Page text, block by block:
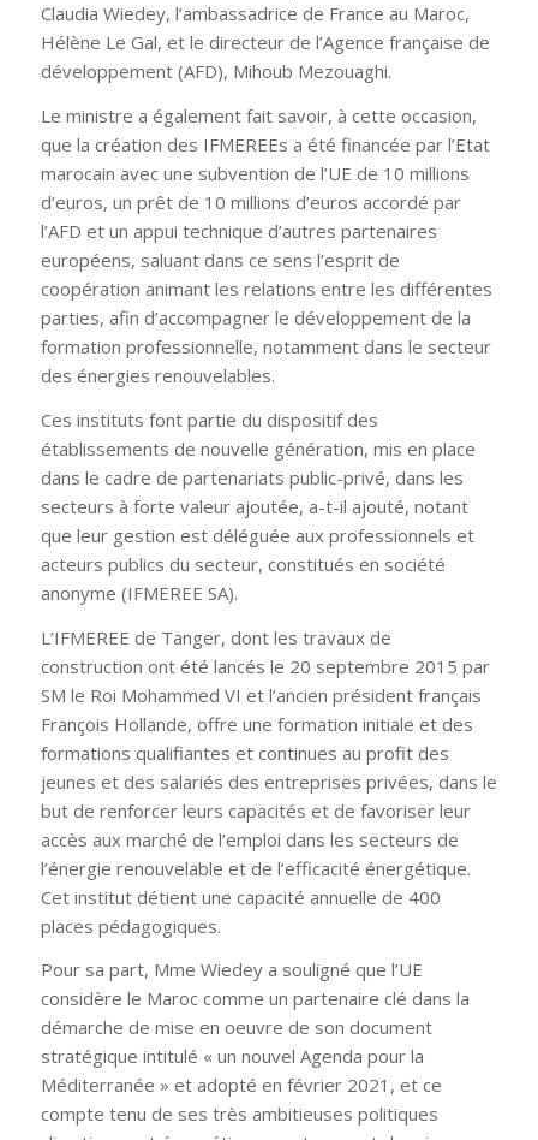
Claudia Wiedey, l’ambassadrice de France au Maroc,
Hélène Le Gal, et le directeur de l’Agence française de
développement (AFD), Mihoub Mezouaghi.
Le ministre a également fait savoir, à cette occasion,
que la création des IFMEREEs a été financée par l’Etat
marocain avec une subvention de l’UE de 10 millions
d’euros, un prêt de 10 millions d’euros accordé par
l’AFD et un appui technique d’autres partenaires
européens, saluant dans ce sens l’esprit de
coopération animant les relations entre les différentes
parties, afin d’accompagner le développement de la
formation professionnelle, notamment dans le secteur
des énergies renouvelables.
Ces instituts font partie du dispositif des
établissements de nouvelle génération, mis en place
dans le cadre de partenariats public-privé, dans les
secteurs à forte valeur ajoutée, a-t-il ajouté, notant
que leur gestion est déléguée aux professionnels et
acteurs publics du secteur, constitués en société
anonyme (IFMEREE SA).
L’IFMEREE de Tanger, dont les travaux de
construction ont été lancés le 20 septembre 2015 par
SM le Roi Mohammed VI et l’ancien président français
François Hollande, offre une formation initiale et des
formations qualifiantes et continues au profit des
jeunes et des salariés des entreprises privées, dans le
but de renforcer leurs capacités et de favoriser leur
accès aux marché de l’emploi dans les secteurs de
l’énergie renouvelable et de l’efficacité énergétique.
Cet institut détient une capacité annuelle de 400
places pédagogiques.
Pour sa part, Mme Wiedey a souligné que l’UE
considère le Maroc comme un partenaire clé dans la
démarche de mise en oeuvre de son document
stratégique intitulé « un nouvel Agenda pour la
Méditerranée » et adopté en février 2021, et ce
compte tenu de ses très ambitieuses politiques